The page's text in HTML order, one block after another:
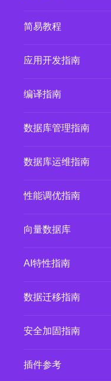
2.0.1 (EOM)
1.0.1 (EOM)
简易教程
应用开发指南
编译指南
数据库管理指南
数据库运维指南
性能调优指南
向量数据库
AI特性指南
数据迁移指南
安全加固指南
插件参考